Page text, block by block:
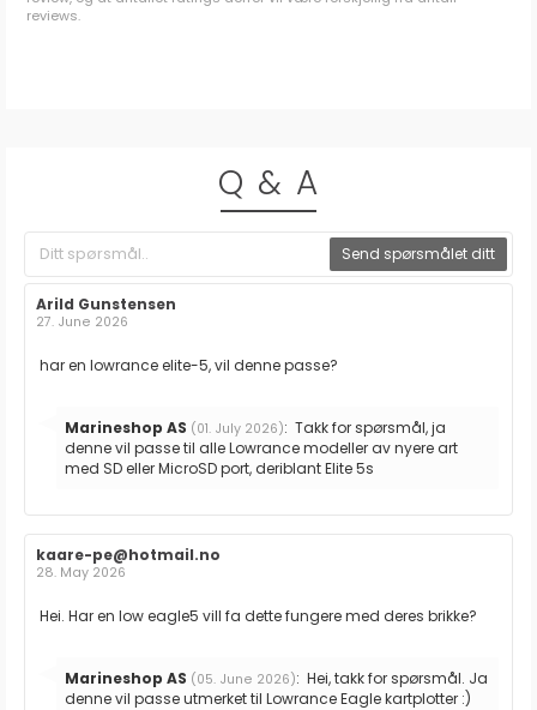
reviews.
Q & A
Send spørsmålet ditt
Forfatter:
Arild Gunstensen
27. June 2026
Omtaletekst:
har en lowrance elite-5, vil denne passe?
Svar
fra:
Marineshop AS (01. July 2026): Takk for spørsmål, ja
denne vil passe til alle Lowrance modeller av nyere art
med SD eller MicroSD port, deriblant Elite 5s
Forfatter:
kaare-pe@hotmail.no
28. May 2026
Omtaletekst:
Hei. Har en low eagle5 vill fa dette fungere med deres brikke?
Svar
fra:
Marineshop AS (05. June 2026): Hei, takk for spørsmål. Ja
denne vil passe utmerket til Lowrance Eagle kartplotter :)